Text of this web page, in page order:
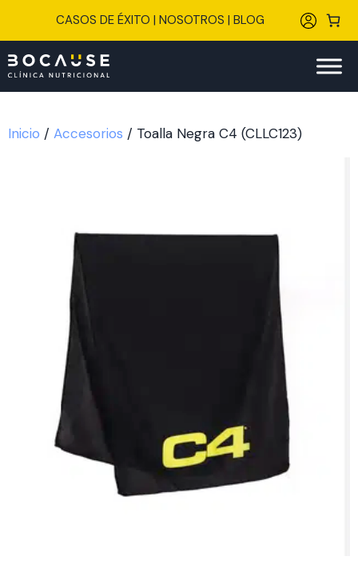
CASOS DE ÉXITO | NOSOTROS | BLOG
Inicio / Accesorios / Toalla Negra C4 (CLLC123)